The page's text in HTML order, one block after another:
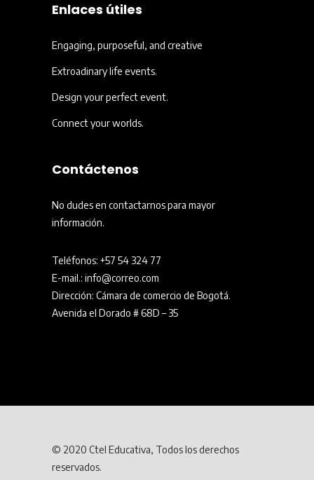
Enlaces útiles
Engaging, purposeful, and creative
Extroadinary life events.
Design your perfect event.
Connect your worlds.
Contáctenos
No dudes en contactarnos para mayor
información.
Teléfonos: +57 54 324 77
E-mail.: info@correo.com
Dirección: Cámara de comercio de Bogotá.
Avenida el Dorado # 68D – 35
© 2020 Ctel Educativa, Todos los derechos
reservados.